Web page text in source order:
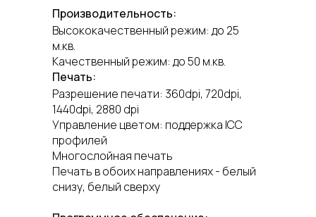
Производительность:
Высококачественный режим: до 25
м.кв.
Качественный режим: до 50 м.кв.
Печать:
Разрешение печати: 360dpi, 720dpi,
1440dpi, 2880 dpi
Управление цветом: поддержка ICC
профилей
Многослойная печать
Печать в обоих направлениях - белый
снизу, белый сверху